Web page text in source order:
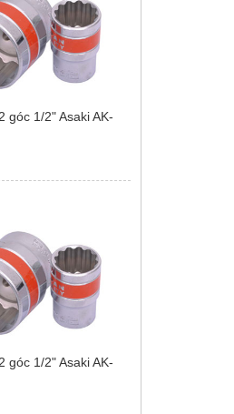
góc 1/2" Asaki AK-
góc 1/2" Asaki AK-